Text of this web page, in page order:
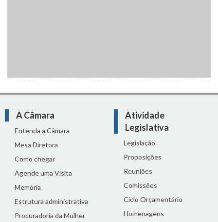
A Câmara
Entenda a Câmara
Mesa Diretora
Como chegar
Agende uma Visita
Memória
Estrutura administrativa
Procuradoria da Mulher
Atividade
Legislativa
Legislação
Proposições
Reuniões
Comissões
Ciclo Orçamentário
Homenagens